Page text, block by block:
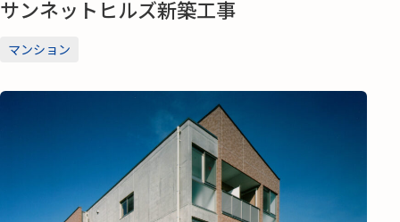
サンネットヒルズ新築工事
マンション